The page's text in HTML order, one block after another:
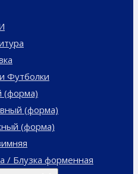
Футболки
(форма)
(форма)
(форма)
/ Блузка форменная